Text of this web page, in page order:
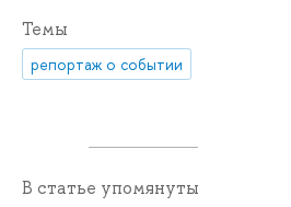
Темы
репортаж о событии
В статье упомянуты